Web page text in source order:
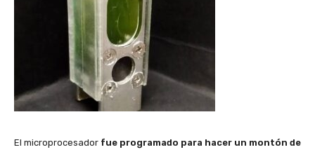
El microprocesador fue programado para hacer un montón de